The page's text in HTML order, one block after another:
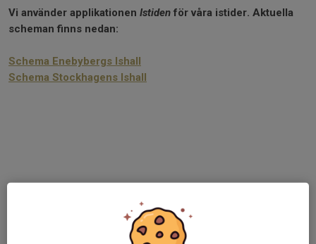
Vi använder applikationen Istiden för våra istider. Aktuella
scheman finns nedan:
Schema Enebybergs Ishall
Schema Stockhagens Ishall
För frågor kring kostnad för hyra hänvisas
ekonomi@sdehockey.se